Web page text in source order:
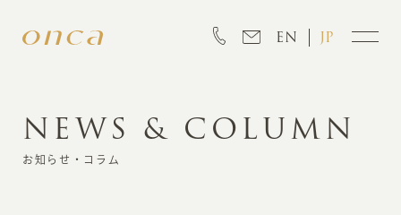
EN JP
INFORMATION
NEWS & COLUMN
お知らせ・コラム